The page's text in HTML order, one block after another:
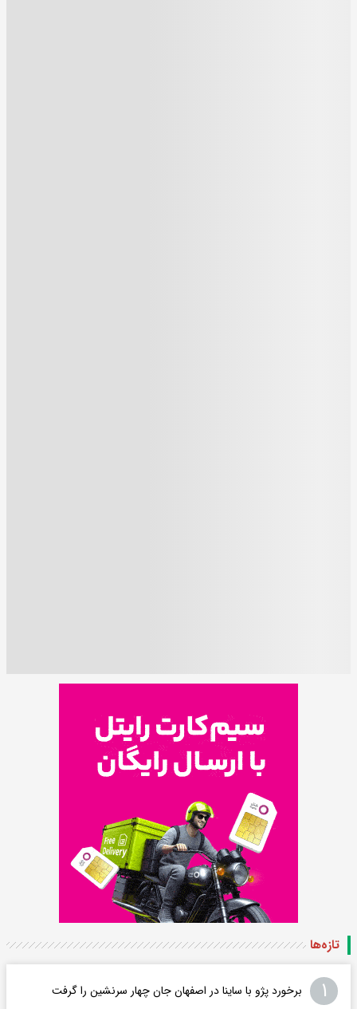
تازه‌ها
۱ برخورد پژو با ساینا در اصفهان جان چهار سرنشین را گرفت